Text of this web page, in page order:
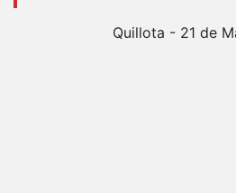
Quillota - 21 de